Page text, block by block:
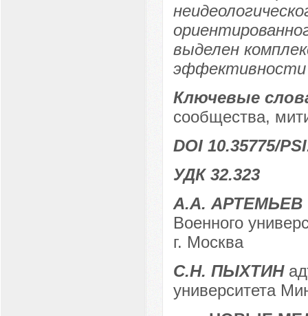
выделен
Ключевые
сообщества,
DOI 10.35775/
УДК 32.323
А.А. АРТЕМЬЕВ
Военного
г. Москва
С.Н. ПЫХТИН
университета